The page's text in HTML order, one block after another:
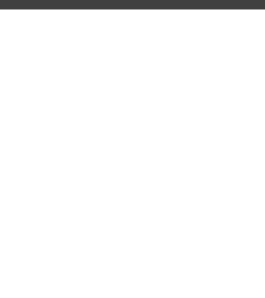
Le scooter est un moyen de transport de plus en plus utilisé, notamment en